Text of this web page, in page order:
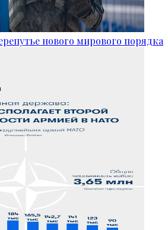
нового мирового порядка